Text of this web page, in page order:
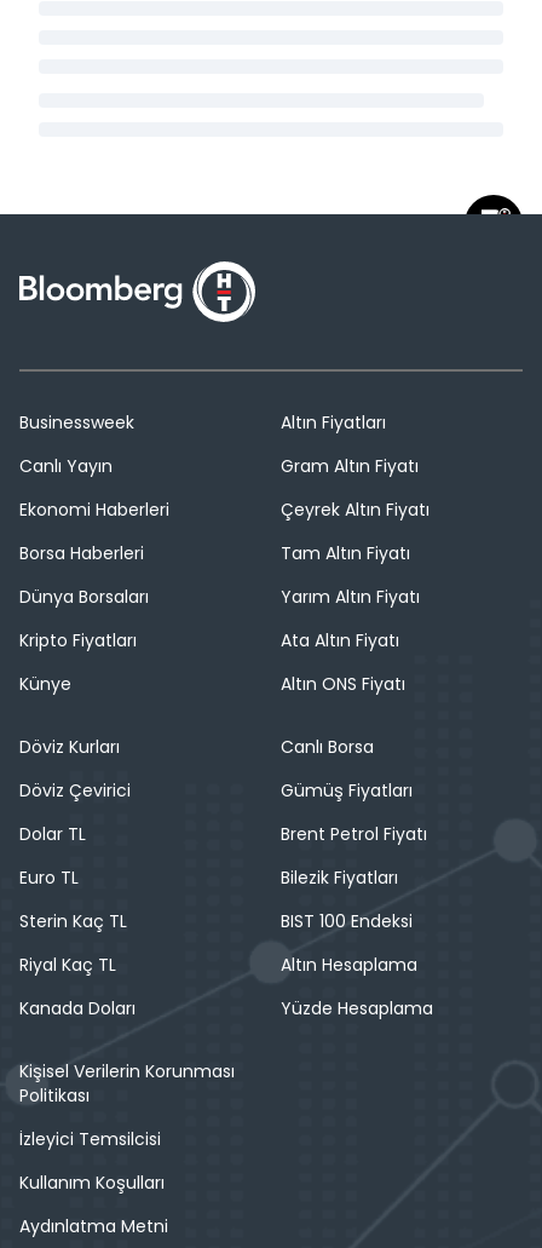
Businessweek
Canlı Yayın
Ekonomi Haberleri
Borsa Haberleri
Dünya Borsaları
Kripto Fiyatları
Künye
Altın Fiyatları
Gram Altın Fiyatı
Çeyrek Altın Fiyatı
Tam Altın Fiyatı
Yarım Altın Fiyatı
Ata Altın Fiyatı
Altın ONS Fiyatı
Döviz Kurları
Döviz Çevirici
Dolar TL
Euro TL
Sterin Kaç TL
Riyal Kaç TL
Kanada Doları
Canlı Borsa
Gümüş Fiyatları
Brent Petrol Fiyatı
Bilezik Fiyatları
BIST 100 Endeksi
Altın Hesaplama
Yüzde Hesaplama
Kişisel Verilerin Korunması
Politikası
İzleyici Temsilcisi
Kullanım Koşulları
Aydınlatma Metni